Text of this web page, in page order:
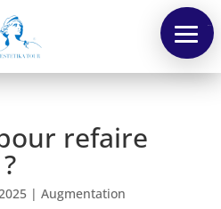
refaire
| Augmentation